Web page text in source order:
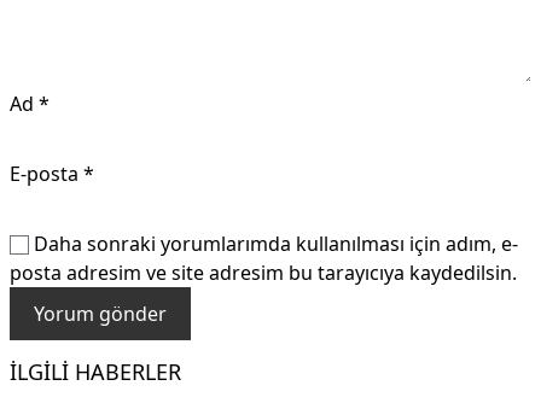
Ad *
E-posta *
Daha sonraki yorumlarımda kullanılması için adım, e-
posta adresim ve site adresim bu tarayıcıya kaydedilsin.
İLGILI HABERLER